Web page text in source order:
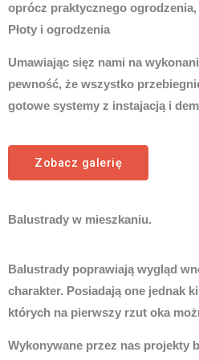
oprócz praktycznego
Płoty i ogrodzenia
Umawiając sięz nami na
pewność, że wszystko
gotowe systemy z instajacją i
Zobacz galerię
Balustrady w mieszkaniu.
Balustrady poprawiają wygląd
charakter. Posiadają one jednak
których na pierwszy rzut oka
Wykonywane przez nas projekty